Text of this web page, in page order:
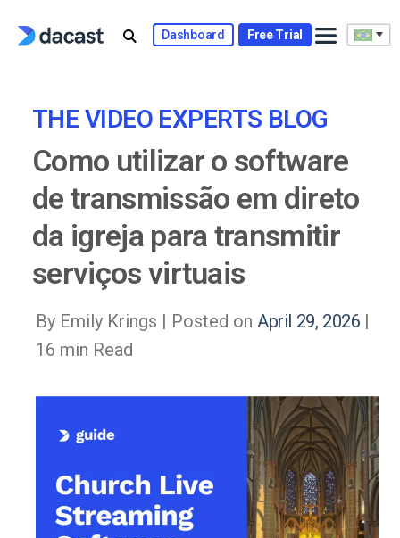
Dashboard Free Trial
THE VIDEO EXPERTS BLOG
Como utilizar o software
de transmissão em direto
da igreja para transmitir
serviços virtuais
By Emily Krings | Posted on April 29, 2026 |
16 min Read